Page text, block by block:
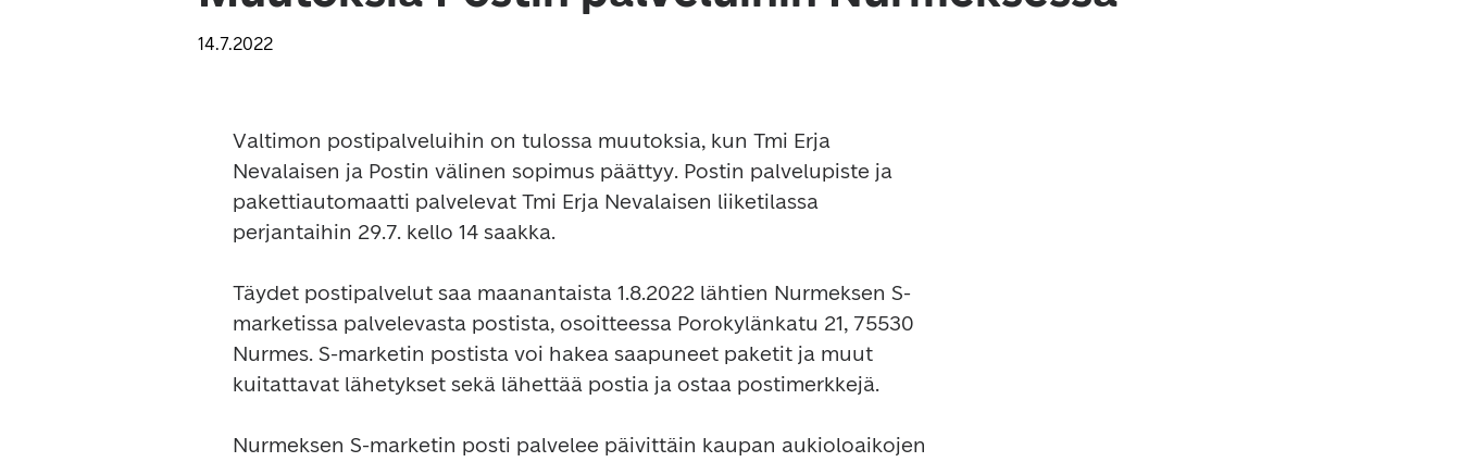
14.7.2022
Valtimon postipalveluihin on tulossa muutoksia, kun Tmi Erja
Nevalaisen ja Postin välinen sopimus päättyy. Postin palvelupiste ja
pakettiautomaatti palvelevat Tmi Erja Nevalaisen liiketilassa
perjantaihin 29.7. kello 14 saakka.
Täydet postipalvelut saa maanantaista 1.8.2022 lähtien Nurmeksen S-
marketissa palvelevasta postista, osoitteessa Porokylänkatu 21, 75530
Nurmes. S-marketin postista voi hakea saapuneet paketit ja muut
kuitattavat lähetykset sekä lähettää postia ja ostaa postimerkkejä.
Nurmeksen S-marketin posti palvelee päivittäin kaupan aukioloaikojen